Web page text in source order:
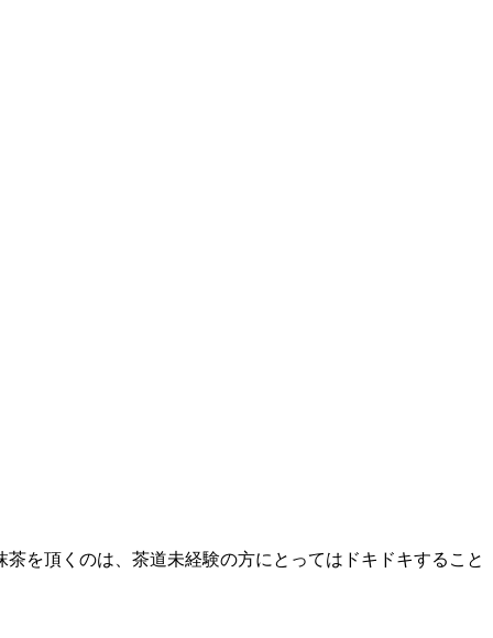
を頂くのは、茶道未経験の方にとってはドキドキすること